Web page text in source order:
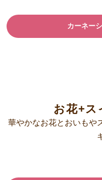
カーネー
お花+ス
華やかなお花とおいもや